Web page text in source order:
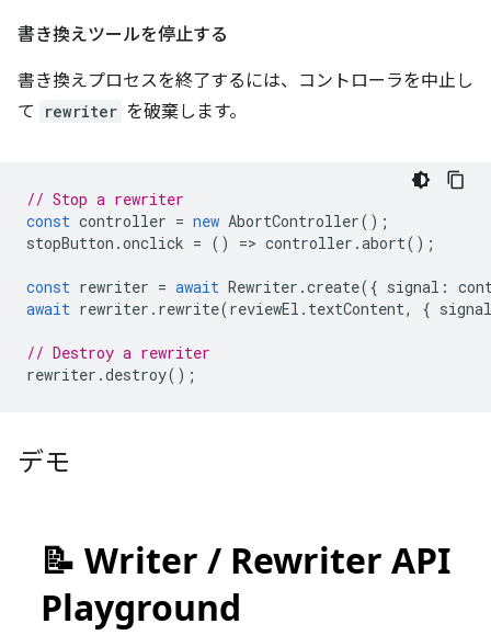
書き換えツールを停止する
書き換えプロセスを終了するには、コントローラを中止し
て
rewriter を破棄します。
// Stop a rewriter
const controller = new AbortController();
stopButton .onclick = () => controller .abort();
const rewriter = await Rewriter .create({ signal :
await rewriter . rewrite(reviewEl . textContent, { signal
// Destroy a rewriter
rewriter .destroy();
デモ